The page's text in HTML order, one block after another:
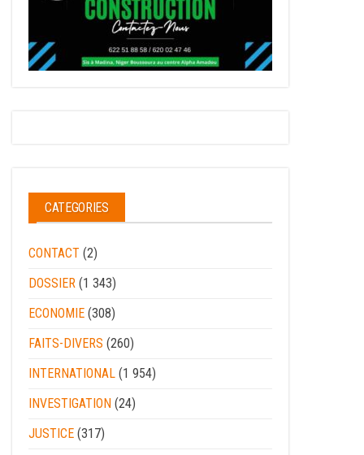
CATEGORIES
CONTACT (2)
DOSSIER (1 343)
ECONOMIE (308)
FAITS-DIVERS (260)
INTERNATIONAL (1 954)
INVESTIGATION (24)
JUSTICE (317)